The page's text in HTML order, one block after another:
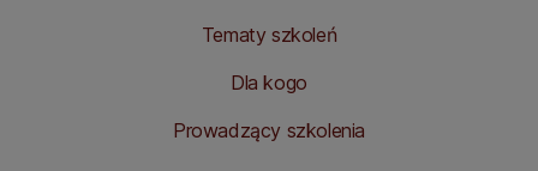
Tematy szkoleń
Dla kogo
Prowadzący szkolenia